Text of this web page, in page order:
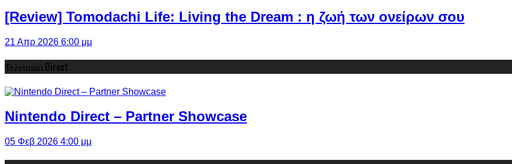
[Review] Tomodachi Life: Living the Dream : η ζωή των ονείρων σου
21 Απρ 2026 6:00 μμ
Τελευταίο Direct:
Nintendo Direct – Partner Showcase
05 Φεβ 2026 4:00 μμ